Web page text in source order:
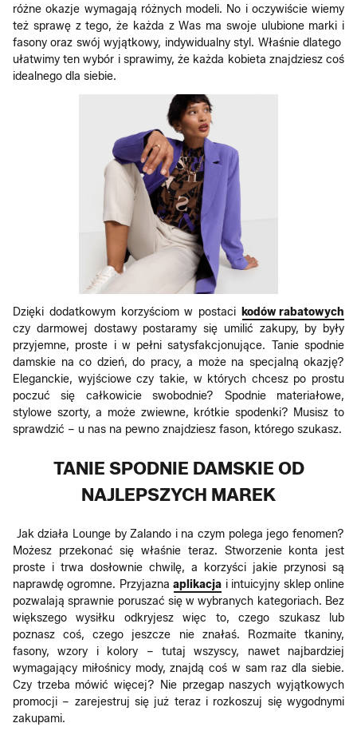
różne okazje wymagają różnych modeli. No i oczywiście wiemy
też sprawę z tego, że każda z Was ma swoje ulubione marki i
fasony oraz swój wyjątkowy, indywidualny styl. Właśnie dlatego
ułatwimy ten wybór i sprawimy, że każda kobieta znajdziesz coś
idealnego dla siebie.
Dzięki dodatkowym korzyściom w postaci kodów rabatowych
czy darmowej dostawy postaramy się umilić zakupy, by były
przyjemne, proste i w pełni satysfakcjonujące. Tanie spodnie
damskie na co dzień, do pracy, a może na specjalną okazję?
Eleganckie, wyjściowe czy takie, w których chcesz po prostu
poczuć się całkowicie swobodnie? Spodnie materiałowe,
stylowe szorty, a może zwiewne, krótkie spodenki? Musisz to
sprawdzić – u nas na pewno znajdziesz fason, którego szukasz.
TANIE SPODNIE DAMSKIE OD
NAJLEPSZYCH MAREK
Jak działa Lounge by Zalando i na czym polega jego fenomen?
Możesz przekonać się właśnie teraz. Stworzenie konta jest
proste i trwa dosłownie chwilę, a korzyści jakie przynosi są
naprawdę ogromne. Przyjaznaaplikacja i intuicyjny sklep online
pozwalają sprawnie poruszać się w wybranych kategoriach. Bez
większego wysiłku odkryjesz więc to, czego szukasz lub
poznasz coś, czego jeszcze nie znałaś. Rozmaite tkaniny,
fasony, wzory i kolory – tutaj wszyscy, nawet najbardziej
wymagający miłośnicy mody, znajdą coś w sam raz dla siebie.
Czy trzeba mówić więcej? Nie przegap naszych wyjątkowych
promocji – zarejestruj się już teraz i rozkoszuj się wygodnymi
zakupami.